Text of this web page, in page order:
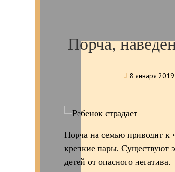
Порча,
8 января 2019
Порча на семью приводит к
крепкие пары. Существуют
детей от опасного негатива.